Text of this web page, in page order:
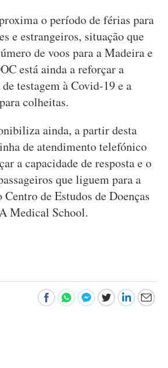
o período de férias para
e estrangeiros, situação que
de voos para a Madeira e
está ainda a reforçar a
testagem à Covid-19 e a
colheitas.
ainda, a partir desta
de atendimento telefónico
a capacidade de resposta e o
que liguem para a
de Estudos de Doenças
Medical School.